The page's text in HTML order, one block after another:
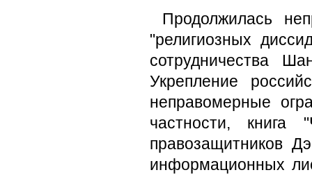
Продолжилась
"религиозных
сотрудничества
Укрепление
неправомерные
частности,
правозащитников
информационных